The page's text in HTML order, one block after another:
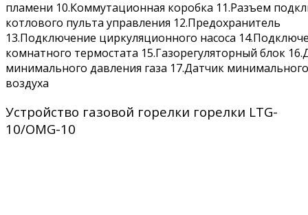
пламени 10.Коммутационная коробка 11.Разъем
котлового пульта управления 12.Предохранитель
13.Подключение циркуляционного насоса
комнатного термостата 15.Газорегуляторный блок
минимального давления газа 17.Датчик
воздуха
Устройство газовой горелки горелки LTG-
10/OMG-10